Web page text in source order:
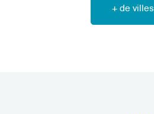
+ de villes